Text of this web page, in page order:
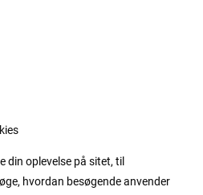
din oplevelse på sitet, til
hvordan besøgende anvender